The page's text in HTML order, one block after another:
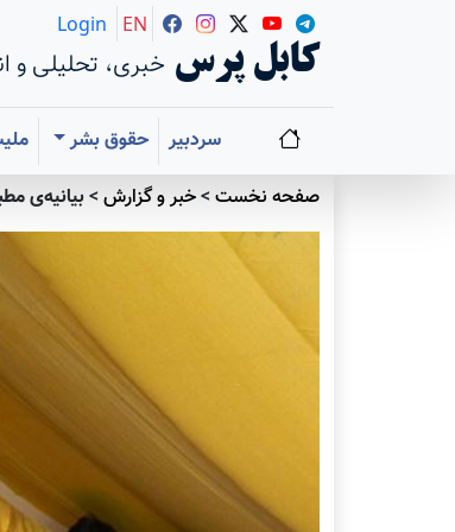
کابل پرس خبری، تحلیلی و
Login EN
سردبیر حقوق بشر
صفحه نخست>خبر و گزارش>بیانیه‌ی